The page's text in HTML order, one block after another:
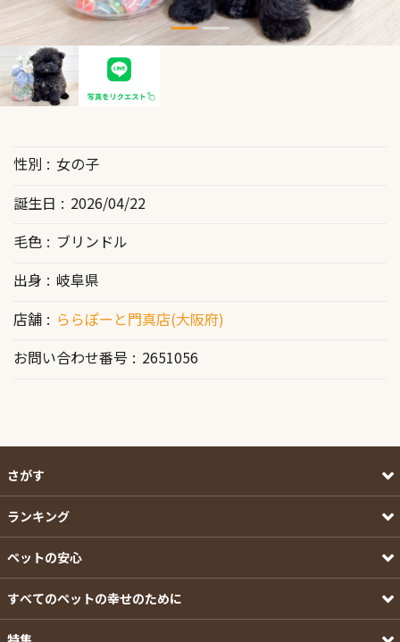
性別
女の子
誕生日
2026/04/22
毛色
ブリンドル
出身
岐阜県
店舗
ららぽーと門真店(大阪府)
お問い合わせ番号
2651056
さがす
ランキング
ペットの安心
すべてのペットの幸せのために